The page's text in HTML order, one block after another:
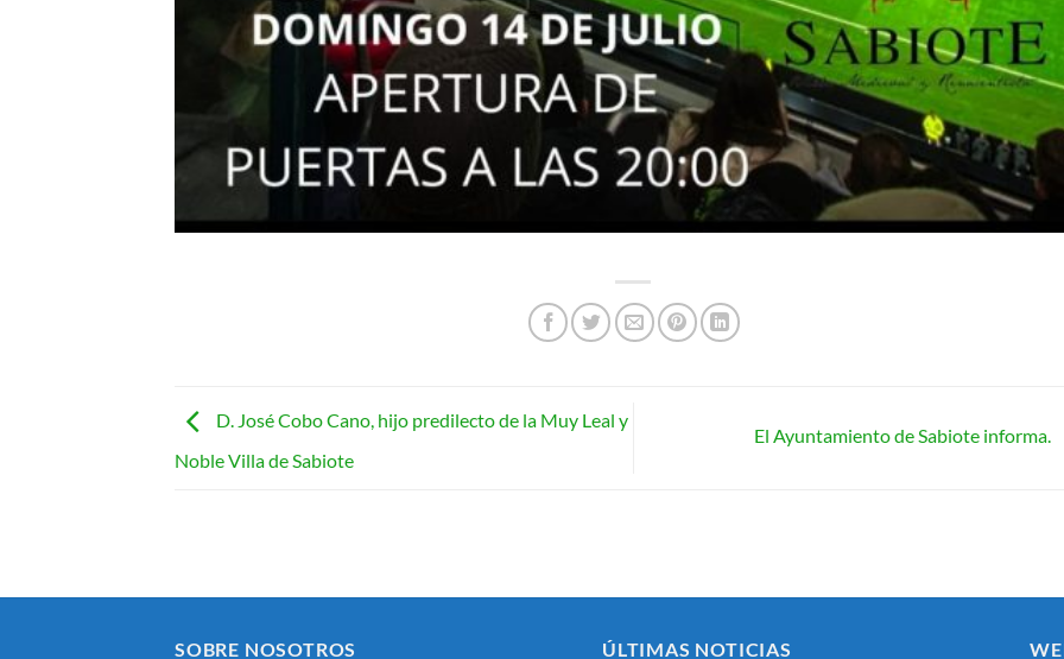
D. José Cobo Cano, hijo predilecto de la Muy Leal y
Noble Villa de Sabiote
El Ayuntamiento de Sabiote informa.
SOBRE NOSOTROS ÚLTIMAS NOTICIAS